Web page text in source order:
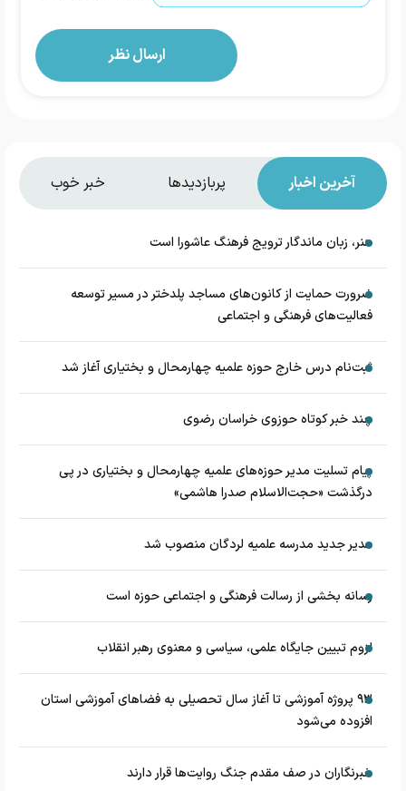
آخرین اخبار پربازدیدها خبر خوب
هنر، زبان ماندگار ترویج فرهنگ عاشورا است
ضرورت حمایت از کانون‌های مساجد پلدختر در مسیر توسعه
فعالیت‌های فرهنگی و اجتماعی
ثبت‌نام درس خارج حوزه علمیه چهارمحال و بختیاری آغاز شد
چند خبر کوتاه حوزوی خراسان رضوی
پیام تسلیت مدیر حوزه‌های علمیه چهارمحال و بختیاری در پی
درگذشت «حجت‌الاسلام صدرا هاشمی»
مدیر جدید مدرسه علمیه لردگان منصوب شد
رسانه بخشی از رسالت فرهنگی و اجتماعی حوزه است
لزوم تبیین جایگاه علمی، سیاسی و معنوی رهبر انقلاب
۹۳ پروژه آموزشی تا آغاز سال تحصیلی به فضاهای آموزشی استان
افزوده می‌شود
خبرنگاران در صف مقدم جنگ روایت‌ها قرار دارند